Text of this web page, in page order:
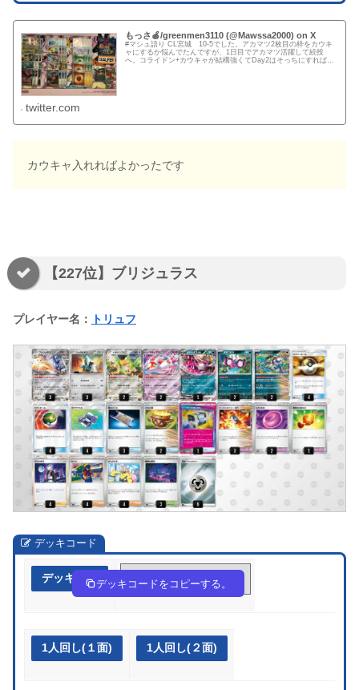
もっさ🍎/greenmen3110 (@Mawssa2000) on X
#マシュ語り CL宮城 10-5でした。アカマツ2枚目の枠をカウキ
ャにするか悩んでたんですが、1日目でアカマツ活躍して続投
へ。コライドン+カウキャが結構強くてDay2はそっちにすればよ
twitter.com
カウキャ入れればよかったです
【227位】ブリジュラス
プレイヤー名： トリュフ
デッキコード
デッキ作成 v5Fkkd-MpILOF-5kFvvv
デッキコードをコピーする。
1人回し(１面) 1人回し(２面)